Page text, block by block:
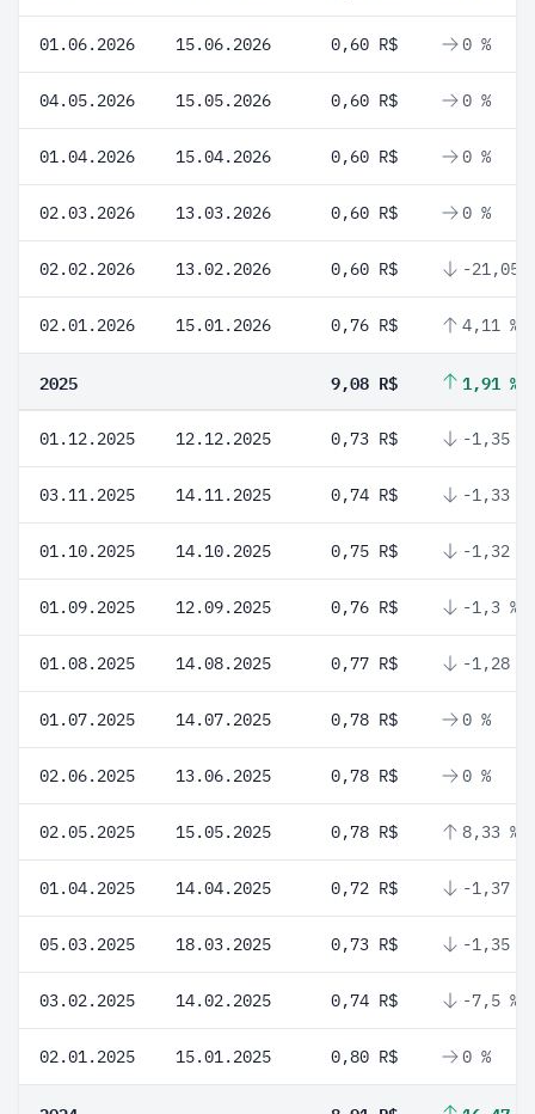
01.06.2026 15.06.2026 0,60 R$ 0 %
04.05.2026 15.05.2026 0,60 R$ 0 %
01.04.2026 15.04.2026 0,60 R$ 0 %
02.03.2026 13.03.2026 0,60 R$ 0 %
02.02.2026 13.02.2026 0,60 R$ -21,05
02.01.2026 15.01.2026 0,76 R$ 4,11 %
2025 9,08 R$ 1,91 %
01.12.2025 12.12.2025 0,73 R$ -1,35 %
03.11.2025 14.11.2025 0,74 R$ -1,33 %
01.10.2025 14.10.2025 0,75 R$ -1,32 %
01.09.2025 12.09.2025 0,76 R$ -1,3 %
01.08.2025 14.08.2025 0,77 R$ -1,28 %
01.07.2025 14.07.2025 0,78 R$ 0 %
02.06.2025 13.06.2025 0,78 R$ 0 %
02.05.2025 15.05.2025 0,78 R$ 8,33 %
01.04.2025 14.04.2025 0,72 R$ -1,37 %
05.03.2025 18.03.2025 0,73 R$ -1,35 %
03.02.2025 14.02.2025 0,74 R$ -7,5 %
02.01.2025 15.01.2025 0,80 R$ 0 %